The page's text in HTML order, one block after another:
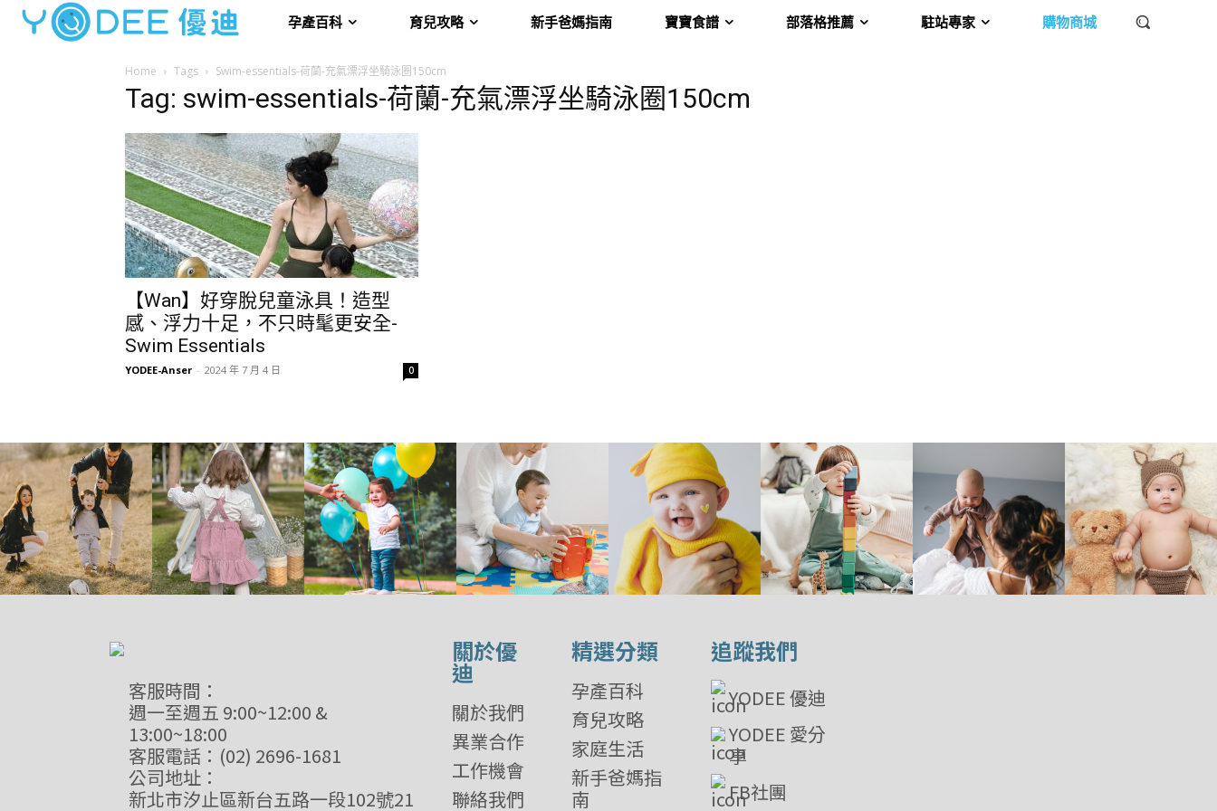
孕產百科 育兒攻略 新手爸媽指南 寶寶食譜 部落格推薦 駐站專家 購物商城
Home Tags Swim-essentials-荷蘭-充氣漂浮坐騎泳圈150cm
Tag: swim-essentials-荷蘭-充氣漂浮坐騎泳圈150cm
【Wan】好穿脫兒童泳具！造型
感、浮力十足，不只時髦更安全-
Swim Essentials
YODEE-Anser - 2024 年 7 月 4 日 0
客服時間：
週一至週五 9:00~12:00 &
13:00~18:00
客服電話：(02) 2696-1681
公司地址：
新北市汐止區新台五路一段102號21
關於優
迪
關於我們
異業合作
工作機會
聯絡我們
精選分類
孕產百科
育兒攻略
家庭生活
新手爸媽指
南
追蹤我們
YODEE 優迪
YODEE 愛分
享
FB社團